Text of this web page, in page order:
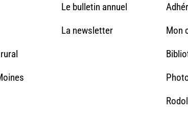
Le bulletin annuel
La newsletter
Mon